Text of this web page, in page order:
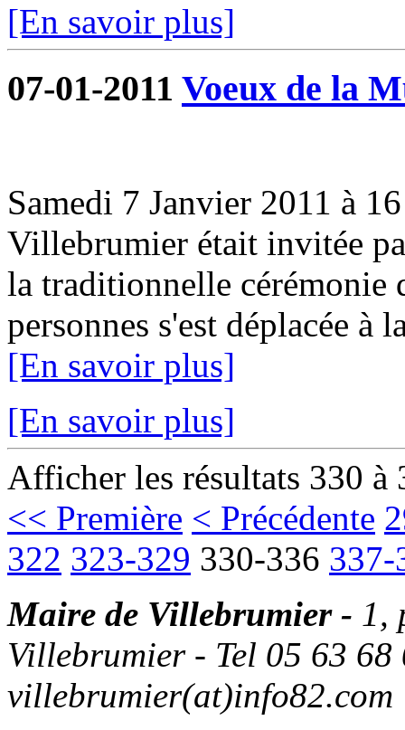
[En savoir plus]
07-01-2011 Voeux de la
Samedi 7 Janvier 2011 à
Villebrumier était invitée
la traditionnelle cérémonie
personnes s'est déplacée à
[En savoir plus]
[En savoir plus]
Afficher les résultats 330 à
<< Première < Précédente
322 323-329 330-336 337-
Maire de Villebrumier - 1,
Villebrumier - Tel 05 63
villebrumier(at)info82.com